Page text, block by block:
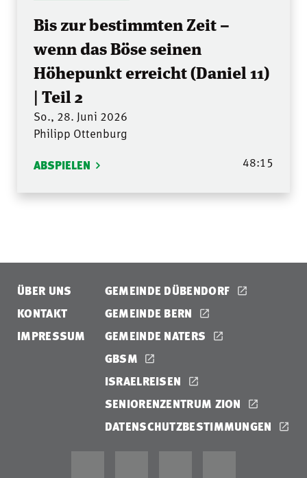
Bis zur bestimmten Zeit –
wenn das Böse seinen
Höhepunkt erreicht (Daniel 11)
| Teil 2
So., 28. Juni 2026
Philipp Ottenburg
ABSPIELEN 48:15
ÜBER UNS
KONTAKT
IMPRESSUM
GEMEINDE DÜBENDORF
GEMEINDE BERN
GEMEINDE NATERS
GBSM
ISRAELREISEN
SENIORENZENTRUM ZION
DATENSCHUTZBESTIMMUNGEN